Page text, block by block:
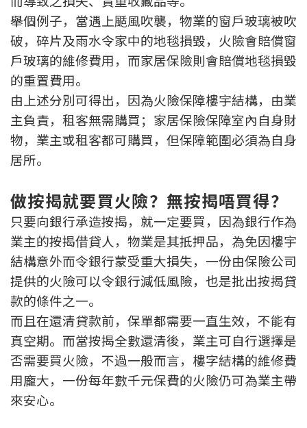
按揭百科
實時銀行資訊
裝修·保險優惠
免費裝修轉介服務
裝修設計專欄
火險、家居、寵物保險
保險資訊專欄
聯絡我們
聯絡方法
網上申請按揭轉介
條款及細則
私隱政策
舉個例子，當遇上颳風吹襲，物業的窗戶玻璃被吹
破，碎片及雨水令家中的地毯損毀，火險會賠償窗
戶玻璃的維修費用，而家居保險則會賠償地毯損毀
的重置費用。
由上述分別可得出，因為火險保障樓宇結構，由業
主負責，租客無需購買；家居保險保障室內自身財
物，業主或租客都可購買，但保障範圍必須為自身
居所。
做按揭就要買火險？無按揭唔買得？
只要向銀行承造按揭，就一定要買，因為銀行作為
業主的按揭借貸人，物業是其抵押品，為免因樓宇
結構意外而令銀行蒙受重大損失，一份由保險公司
提供的火險可以令銀行減低風險，也是批出按揭貸
款的條件之一。
而且在還清貸款前，保單都需要一直生效，不能有
真空期。而當按揭全數還清後，業主可自行選擇是
否需要買火險，不過一般而言，樓字結構的維修費
用龐大，一份每年數千元保費的火險仍可為業主帶
來安心。